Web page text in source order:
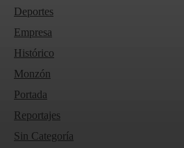
Deportes
Empresa
Histórico
Monzón
Portada
Reportajes
Sin Categoría